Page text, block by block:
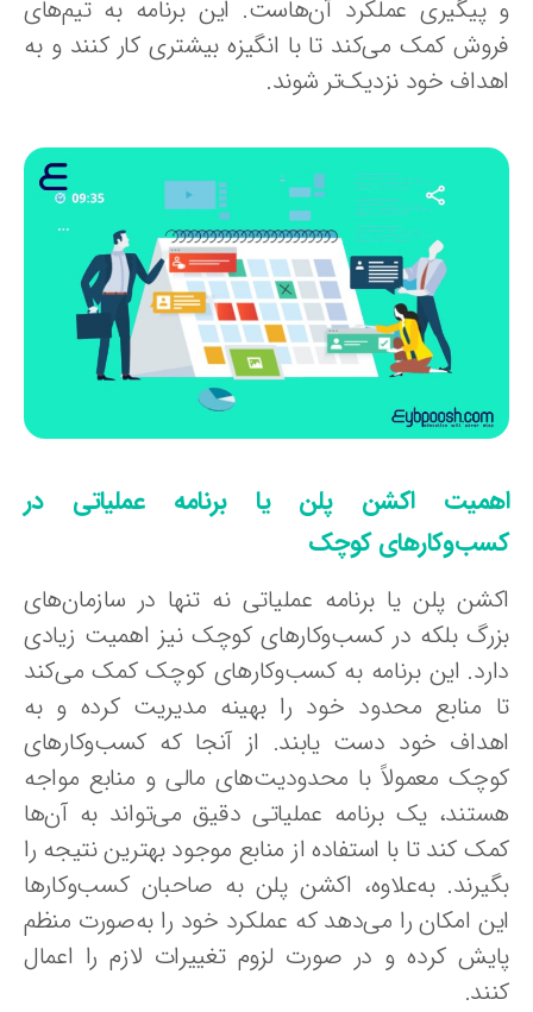
پیگیری عملکرد آن‌هاست. این برنامه به تیم‌های
کمک می‌کند تا با انگیزه بیشتری کار کنند و به
خود نزدیک‌تر شوند.
اکشن پلن یا برنامه عملیاتی در
کوچک
پلن یا برنامه عملیاتی نه تنها در سازمان‌های
بلکه در کسب‌وکارهای کوچک نیز اهمیت زیادی
این برنامه به کسب‌وکارهای کوچک کمک می‌کند
منابع محدود خود را بهینه مدیریت کرده و به
خود دست یابند. از آنجا که کسب‌وکارهای
معمولاً با محدودیت‌های مالی و منابع مواجه
یک برنامه عملیاتی دقیق می‌تواند به آن‌ها
کند تا با استفاده از منابع موجود بهترین نتیجه را
به‌علاوه، اکشن پلن به صاحبان کسب‌وکارها
امکان را می‌دهد که عملکرد خود را به‌صورت منظم
کرده و در صورت لزوم تغییرات لازم را اعمال